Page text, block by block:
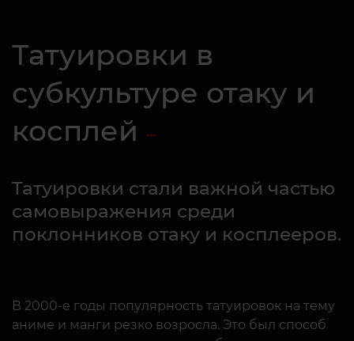
Татуировки в
субкультуре отаку и
косплей
Татуировки стали важной частью
самовыражения среди
поклонников отаку и косплееров.
В 2000-е годы популярность татуировок на тему
аниме и манги резко возросла. Это был способ